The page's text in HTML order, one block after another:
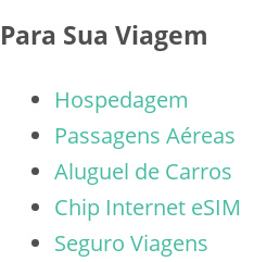
Para Sua Viagem
Hospedagem
Passagens Aéreas
Aluguel de Carros
Chip Internet eSIM
Seguro Viagens